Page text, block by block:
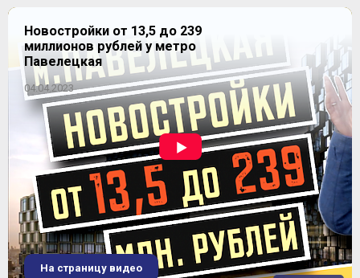
Новостройки от 13,5 до 239
миллионов рублей у метро
Павелецкая
04.04.2023
На страницу видео